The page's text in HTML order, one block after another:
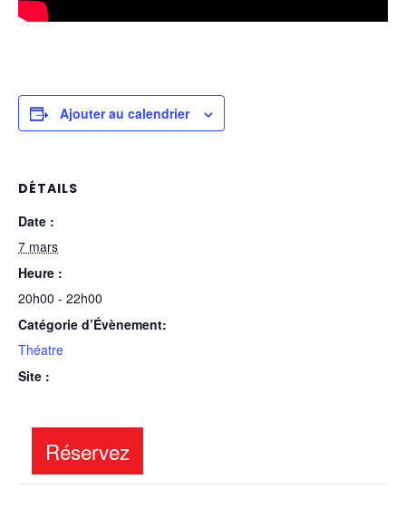
Ajouter au calendrier
DÉTAILS
Date :
7 mars
Heure :
20h00 - 22h00
Catégorie d’Évènement:
Théatre
Site :